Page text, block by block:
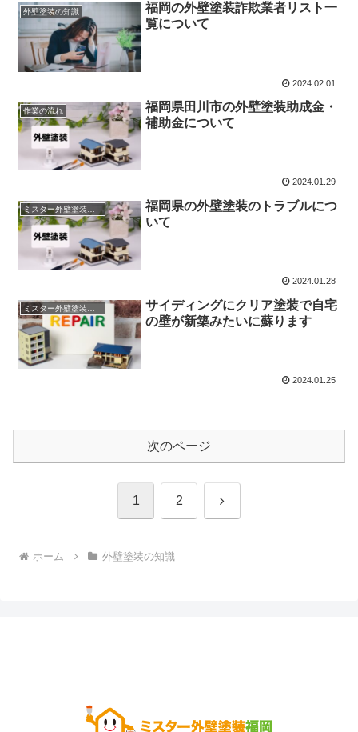
外壁塗装の知識
福岡の外壁塗装詐欺業者リスト一
覧について
2024.02.01
作業の流れ
福岡県田川市の外壁塗装助成金・
補助金について
2024.01.29
ミスター外壁塗装福岡の売り
福岡県の外壁塗装のトラブルにつ
いて
2024.01.28
サイディングにクリア塗装で自宅
の壁が新築みたいに蘇ります
2024.01.25
次のページ
1 2 次
ホーム 外壁塗装の知識